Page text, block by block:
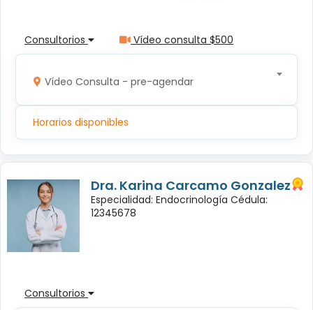
Consultorios Vídeo consulta $500
Vídeo Consulta - pre-agendar
Horarios disponibles
Dra. Karina Carcamo Gonzalez
Especialidad: Endocrinología Cédula:
12345678
Consultorios